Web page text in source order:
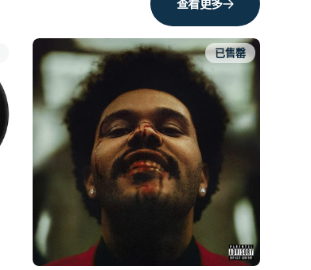
查看更多
已售罄